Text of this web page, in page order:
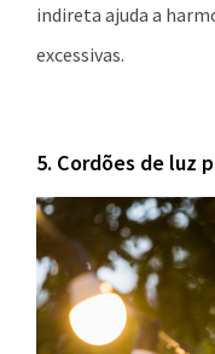
indireta ajuda a
excessivas.
5. Cordões de luz